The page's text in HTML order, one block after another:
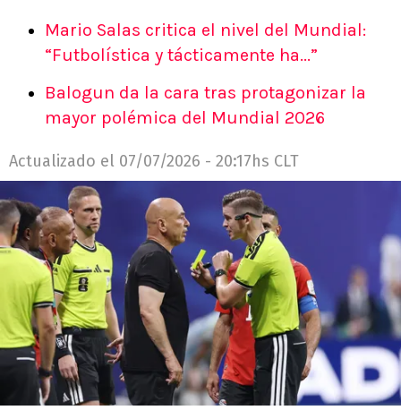
Mario Salas critica el nivel del Mundial:
“Futbolística y tácticamente ha...”
Balogun da la cara tras protagonizar la
mayor polémica del Mundial 2026
Actualizado el 07/07/2026 - 20:17hs CLT